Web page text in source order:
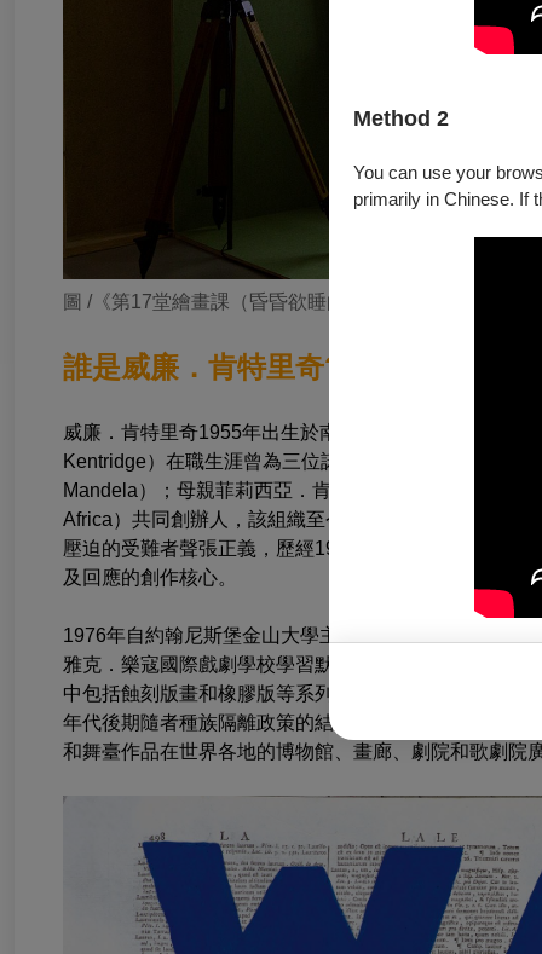
Method 2
You can use your
primarily in Chinese. If
圖 /《第17堂繪畫課（昏昏欲睡的課）》，2010，HD
誰是威廉．肯特里奇?
威廉．肯特里奇1955年出生於南非約翰尼斯堡，雙親
Kentridge）在職生涯曾為三位諾貝爾和平獎得主辯護
Mandela）；母親菲莉西亞．肯特里奇（Felicia
Africa）共同創辦人，該組織至今仍持續為貧窮人口或
壓迫的受難者聲張正義，歷經1956-1961年南非「叛國
及回應的創作核心。
1976年自約翰尼斯堡金山大學主修政治學和非洲研究
雅克．樂寇國際戲劇學校學習默劇和戲劇。之後回到
中包括蝕刻版畫和橡膠版等系列作品、大型炭筆畫和
年代後期隨者種族隔離政策的結束，威廉·肯特里奇的
和舞臺作品在世界各地的博物館、畫廊、劇院和歌劇院